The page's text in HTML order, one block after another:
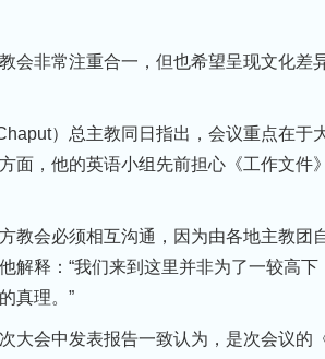
非常注重合一，但也希望呈现文化差
）总主教同日指出，会议重点在于
面，他的英语小组先前担心《工作文件
会必须相互沟通，因为由各地主教团
解释：“我们来到这里并非为了一较高下
真理。”
会中发表报告一致认为，是次会议的